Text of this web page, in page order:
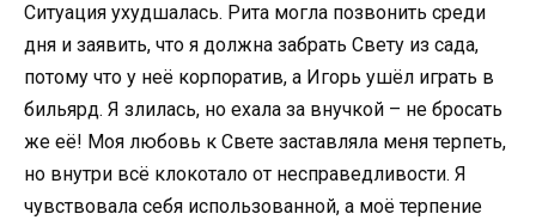
Ситуация ухудшалась. Рита могла позвонить среди
дня и заявить, что я должна забрать Свету из сада,
потому что у неё корпоратив, а Игорь ушёл играть в
бильярд. Я злилась, но ехала за внучкой – не бросать
же её! Моя любовь к Свете заставляла меня терпеть,
но внутри всё клокотало от несправедливости. Я
чувствовала себя использованной, а моё терпение